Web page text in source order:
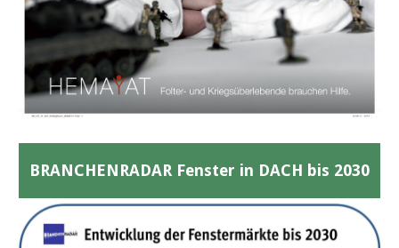
BRANCHENRADAR Fenster in DACH bis 2030